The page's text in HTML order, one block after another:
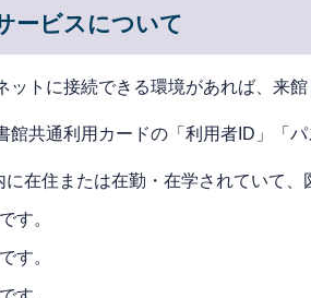
ービスについて
ットに接続できる環境があれば、来
館共通利用カードの「利用者ID」「パ
在住または在勤・在学されていて、
す。
す。